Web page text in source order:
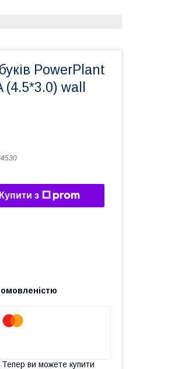
PowerPlant
wall
Купити з
Тепер ви можете купити